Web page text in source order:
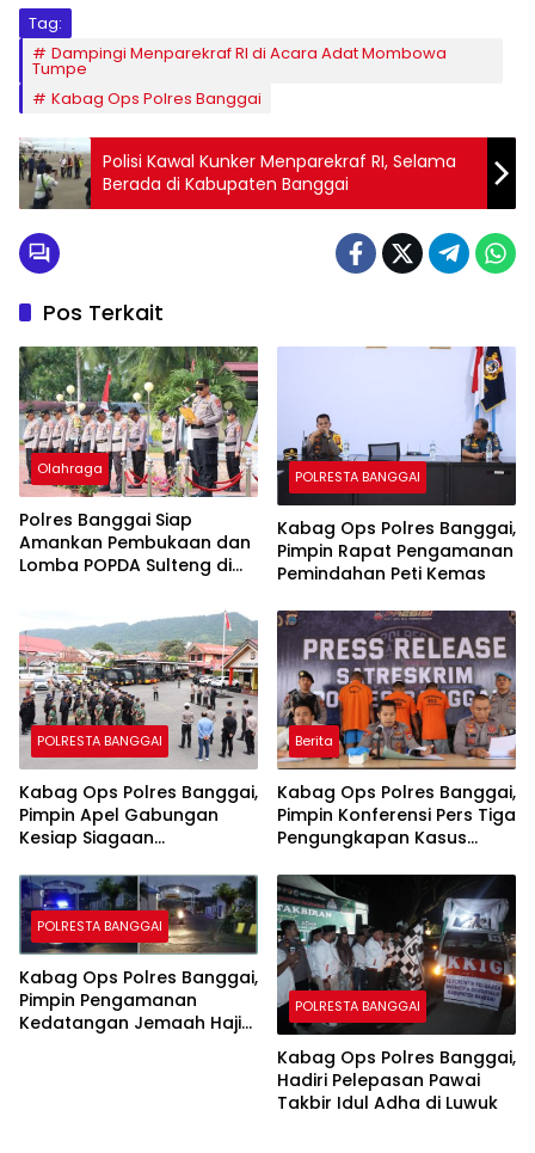
Tag:
Dampingi Menparekraf RI di Acara Adat Mombowa
Tumpe
Kabag Ops Polres Banggai
Polisi Kawal Kunker Menparekraf RI, Selama
Berada di Kabupaten Banggai
Pos Terkait
Olahraga
Polres Banggai Siap
Amankan Pembukaan dan
Lomba POPDA Sulteng di
POLRESTA BANGGAI
Kabag Ops Polres Banggai,
Pimpin Rapat Pengamanan
Pemindahan Peti Kemas
POLRESTA BANGGAI
Kabag Ops Polres Banggai,
Pimpin Apel Gabungan
Kesiap Siagaan
Peti Kemas Luwuk
Berita
Kabag Ops Polres Banggai,
Pimpin Konferensi Pers Tiga
Pengungkapan Kasus
POLRESTA BANGGAI
Kabag Ops Polres Banggai,
Pimpin Pengamanan
Kedatangan Jemaah Haji
POLRESTA BANGGAI
Kabag Ops Polres Banggai,
Hadiri Pelepasan Pawai
Takbir Idul Adha di Luwuk